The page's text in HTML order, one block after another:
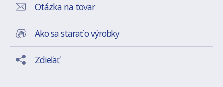
Otázka na tovar
Ako sa starať o výrobky
Zdieľať